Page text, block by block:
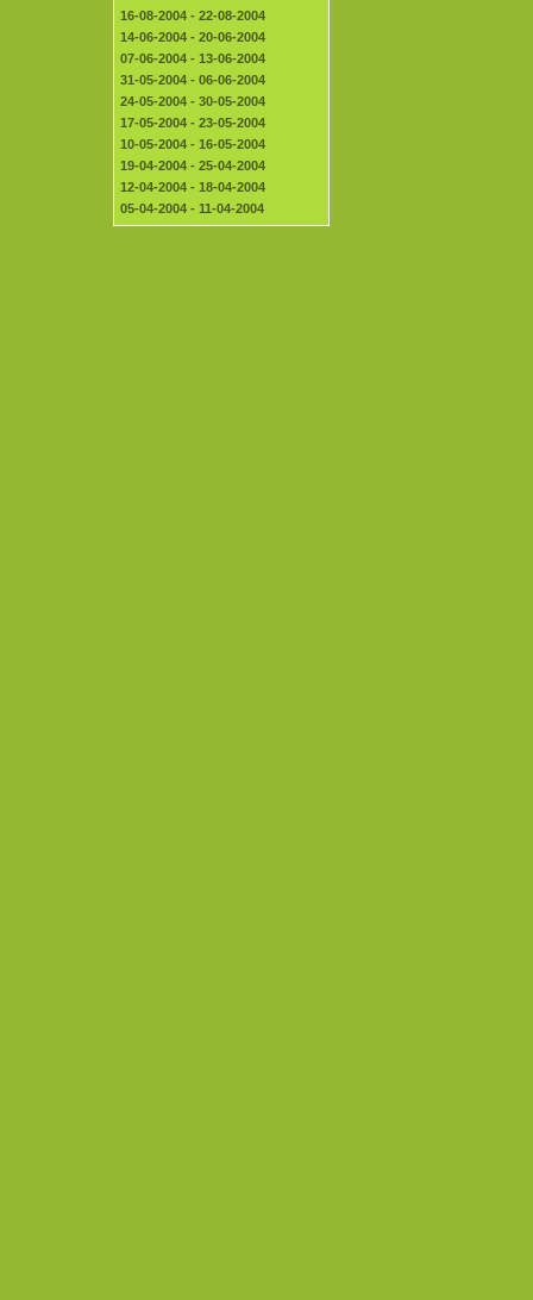
16-08-2004 - 22-08-2004
14-06-2004 - 20-06-2004
07-06-2004 - 13-06-2004
31-05-2004 - 06-06-2004
24-05-2004 - 30-05-2004
17-05-2004 - 23-05-2004
10-05-2004 - 16-05-2004
19-04-2004 - 25-04-2004
12-04-2004 - 18-04-2004
05-04-2004 - 11-04-2004